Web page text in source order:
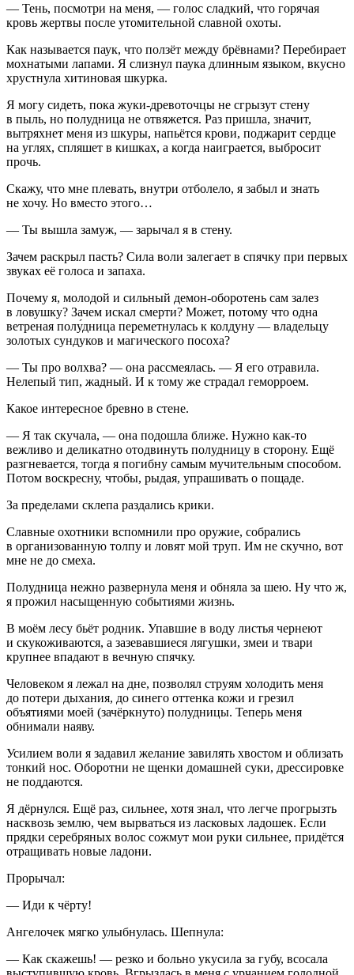
— Тень, посмотри на меня, — голос сладкий, что горячая
кровь жертвы после утомительной славной охоты.
Как называется паук, что ползёт между брёвнами? Перебирает
мохнатыми лапами. Я слизнул паука длинным языком, вкусно
хрустнула хитиновая шкурка.
Я могу сидеть, пока жуки-древоточцы не сгрызут стену
в пыль, но полудница не отвяжется. Раз пришла, значит,
вытряхнет меня из шкуры, напьётся крови, поджарит сердце
на углях, спляшет в кишках, а когда наиграется, выбросит
прочь.
Скажу, что мне плевать, внутри отболело, я забыл и знать
не хочу. Но вместо этого…
— Ты вышла замуж, — зарычал я в стену.
Зачем раскрыл пасть? Сила воли залегает в спячку при первых
звуках её голоса и запаха.
Почему я, молодой и сильный демон-оборотень сам залез
в ловушку? Зачем искал смерти? Может, потому что одна
ветреная полу́дница переметнулась к колдуну — владельцу
золотых сундуков и магического посоха?
— Ты про волхва? — она рассмеялась. — Я его отравила.
Нелепый тип, жадный. И к тому же страдал геморроем.
Какое интересное бревно в стене.
— Я так скучала, — она подошла ближе. Нужно как-то
вежливо и деликатно отодвинуть полудницу в сторону. Ещё
разгневается, тогда я погибну самым мучительным способом.
Потом воскресну, чтобы, рыдая, упрашивать о пощаде.
За пределами склепа раздались крики.
Славные охотники вспомнили про оружие, собрались
в организованную толпу и ловят мой труп. Им не скучно, вот
мне не до смеха.
Полудница нежно развернула меня и обняла за шею. Ну что ж,
я прожил насыщенную событиями жизнь.
В моём лесу бьёт родник. Упавшие в воду листья чернеют
и скукоживаются, а зазевавшиеся лягушки, змеи и твари
крупнее впадают в вечную спячку.
Человеком я лежал на дне, позволял струям холодить меня
до потери дыхания, до синего оттенка кожи и грезил
объятиями моей (зачёркнуто) полудницы. Теперь меня
обнимали наяву.
Усилием воли я задавил желание завилять хвостом и облизать
тонкий нос. Оборотни не щенки домашней суки, дрессировке
не поддаются.
Я дёрнулся. Ещё раз, сильнее, хотя знал, что легче прогрызть
насквозь землю, чем вырваться из ласковых ладошек. Если
прядки серебряных волос сожмут мои руки сильнее, придётся
отращивать новые ладони.
Прорычал:
— Иди к чёрту!
Ангелочек мягко улыбнулась. Шепнула:
— Как скажешь! — резко и больно укусила за губу, всосала